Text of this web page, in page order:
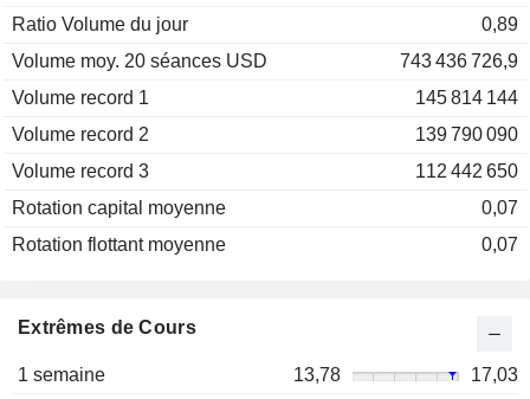
Ratio Volume du jour
0,89
Volume moy. 20 séances USD
743 436 726,9
Volume record 1
145 814 144
Volume record 2
139 790 090
Volume record 3
112 442 650
Rotation capital moyenne
0,07
Rotation flottant moyenne
0,07
Extrêmes de Cours
1 semaine 13,78
17,03